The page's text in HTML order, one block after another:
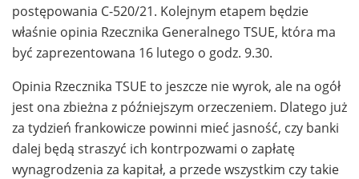
postępowania C-520/21. Kolejnym etapem będzie
właśnie opinia Rzecznika Generalnego TSUE, która ma
być zaprezentowana 16 lutego o godz. 9.30.
Opinia Rzecznika TSUE to jeszcze nie wyrok, ale na ogół
jest ona zbieżna z późniejszym orzeczeniem. Dlatego już
za tydzień frankowicze powinni mieć jasność, czy banki
dalej będą straszyć ich kontrpozwami o zapłatę
wynagrodzenia za kapitał, a przede wszystkim czy takie